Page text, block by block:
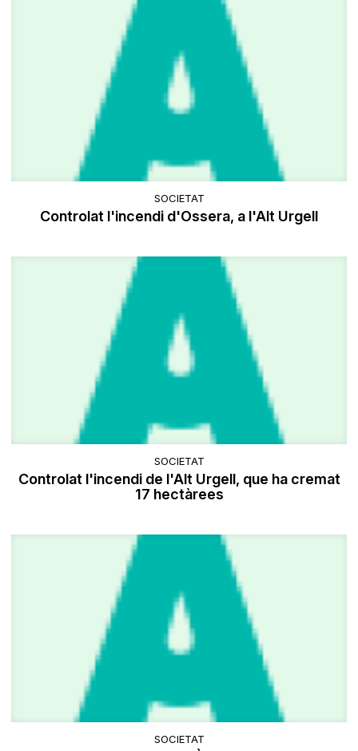
SOCIETAT
Controlat l'incendi d'Ossera, a l'Alt Urgell
SOCIETAT
Controlat l'incendi de l'Alt Urgell, que ha cremat
17 hectàrees
SOCIETAT